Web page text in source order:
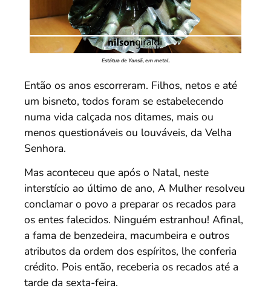
Estátua de Yansã, em metal.
Então os anos escorreram. Filhos, netos e até
um bisneto, todos foram se estabelecendo
numa vida calçada nos ditames, mais ou
menos questionáveis ou louváveis, da Velha
Senhora.
Mas aconteceu que após o Natal, neste
interstício ao último de ano, A Mulher resolveu
conclamar o povo a preparar os recados para
os entes falecidos. Ninguém estranhou! Afinal,
a fama de benzedeira, macumbeira e outros
atributos da ordem dos espíritos, lhe conferia
crédito. Pois então, receberia os recados até a
tarde da sexta-feira.